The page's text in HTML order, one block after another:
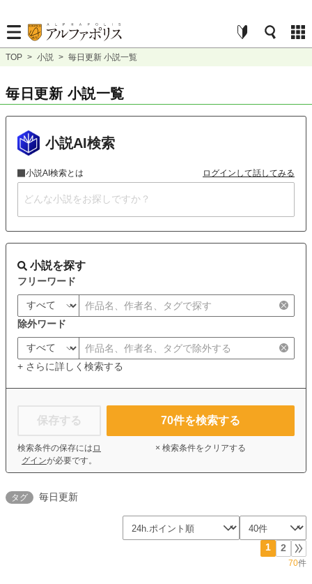
TOP > 小説 > 毎日更新 小説一覧
毎日更新 小説一覧
小説AI検索
小説AI検索とは ログインして話してみる
小説を探す
フリーワード
除外ワード
+ さらに詳しく検索する
保存する
検索条件の保存には ロ
グインが必要です。
70件を検索する
× 検索条件をクリアする
タグ 毎日更新
1 2
70件